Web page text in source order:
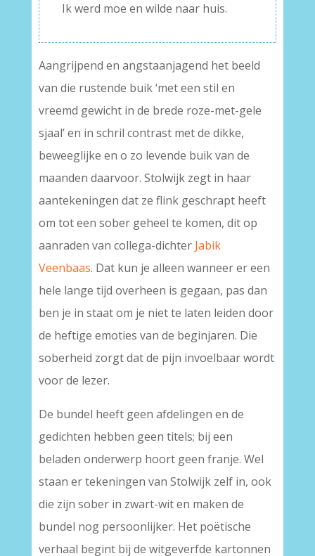
Ik werd moe en wilde naar huis.
Aangrijpend en angstaanjagend het beeld
van die rustende buik ‘met een stil en
vreemd gewicht in de brede roze-met-gele
sjaal’ en in schril contrast met de dikke,
beweeglijke en o zo levende buik van de
maanden daarvoor. Stolwijk zegt in haar
aantekeningen dat ze flink geschrapt heeft
om tot een sober geheel te komen, dit op
aanraden van collega-dichter Jabik
Veenbaas. Dat kun je alleen wanneer er een
hele lange tijd overheen is gegaan, pas dan
ben je in staat om je niet te laten leiden door
de heftige emoties van de beginjaren. Die
soberheid zorgt dat de pijn invoelbaar wordt
voor de lezer.
De bundel heeft geen afdelingen en de
gedichten hebben geen titels; bij een
beladen onderwerp hoort geen franje. Wel
staan er tekeningen van Stolwijk zelf in, ook
die zijn sober in zwart-wit en maken de
bundel nog persoonlijker. Het poëtische
verhaal begint bij de witgeverfde kartonnen